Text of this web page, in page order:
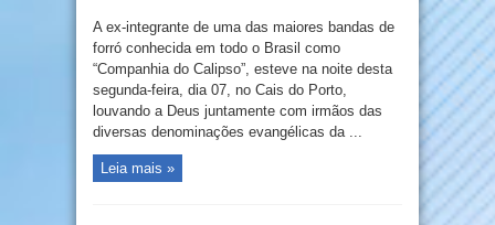
A ex-integrante de uma das maiores bandas de
forró conhecida em todo o Brasil como
“Companhia do Calipso”, esteve na noite desta
segunda-feira, dia 07, no Cais do Porto,
louvando a Deus juntamente com irmãos das
diversas denominações evangélicas da ...
Leia mais »